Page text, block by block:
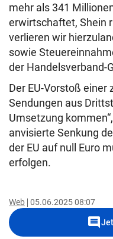
mehr als 341
erwirtschaftet, Shein
verlieren wir
sowie
der Handelsverband-
Der EU-Vorstoß einer
Sendungen aus
Umsetzung
anvisierte Senkung
der EU auf null Euro
erfolgen.
Web 05.06.2025 08:07
comment